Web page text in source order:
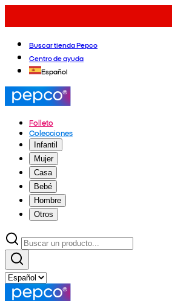
Buscar tienda Pepco
Centro de ayuda
Español
Folleto
Colecciones
Infantil
Mujer
Casa
Bebé
Hombre
Otros